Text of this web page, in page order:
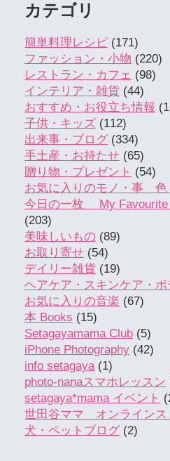
カテゴリ
簡単料理レシピ (171)
ファッション・小物 (220)
レストラン・カフェ (98)
インテリア・雑貨 (44)
おすすめ・お役立ち情報
子供・キッズ (112)
出来事・ブログ (334)
手土産・お持たせ (65)
贈り物・プレゼント (54)
お気に入りのモノ・事 色
今日の一枚 My Favourite
(203)
美味しいもの (89)
お取り寄せ (54)
デイリー雑貨 (19)
ヘアケア・スキンケア・ボ
お気に入りの音楽 (67)
本 Books (15)
Setagayamama Club (5)
iPhone Photography (42)
info setagaya (1)
photo-nanaスマホレッスン
setagaya*mama イベント
世田谷ママ オンラインス
犬・ペットブログ (2)